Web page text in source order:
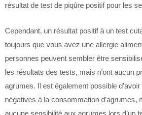
résultat de test de piqûre positif pour les
Cependant, un résultat positif à un test
toujours que vous avez une allergie
personnes peuvent sembler être
les résultats des tests, mais n’ont aucun
agrumes. Il est également possible
négatives à la consommation d’agrumes,
aucune sensibilité aux agrumes lors d’un